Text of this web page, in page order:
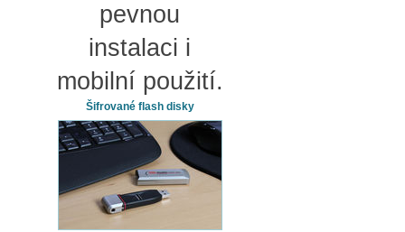
pevnou
instalaci i
mobilní použití.
Šifrované flash disky